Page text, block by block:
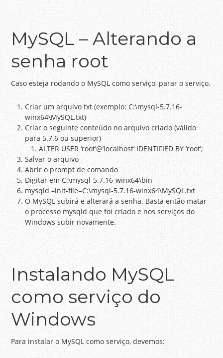
MySQL – Alterando a
senha root
Caso esteja rodando o MySQL como serviço, parar o serviço.
Criar um arquivo txt (exemplo: C:\mysql-5.7.16-
winx64\MySQL.txt)
Criar o seguinte conteúdo no arquivo criado (válido
para 5.7.6 ou superior)
ALTER USER ‘root’@’localhost’ IDENTIFIED BY ‘root’;
Salvar o arquivo
Abrir o prompt de comando
Digitar em C:\mysql-5.7.16-winx64\bin
mysqld –init-file=C:\mysql-5.7.16-winx64\MySQL.txt
O MySQL subirá e alterará a senha. Basta então matar
o processo mysqld que foi criado e nos serviços do
Windows subir novamente.
Instalando MySQL
como serviço do
Windows
Para instalar o MySQL como serviço, devemos: